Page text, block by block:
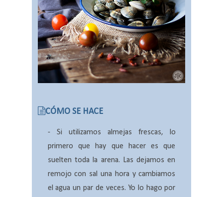
CÓMO SE HACE
- Si utilizamos almejas frescas, lo
primero que hay que hacer es que
suelten toda la arena. Las dejamos en
remojo con sal una hora y cambiamos
el agua un par de veces. Yo lo hago por